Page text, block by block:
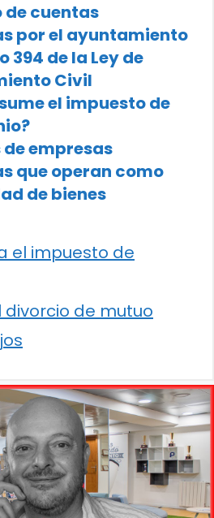
de cuentas
por el ayuntamiento
394 de la Ley de
Civil
el impuesto de
de empresas
que operan como
de bienes
el impuesto de
divorcio de mutuo